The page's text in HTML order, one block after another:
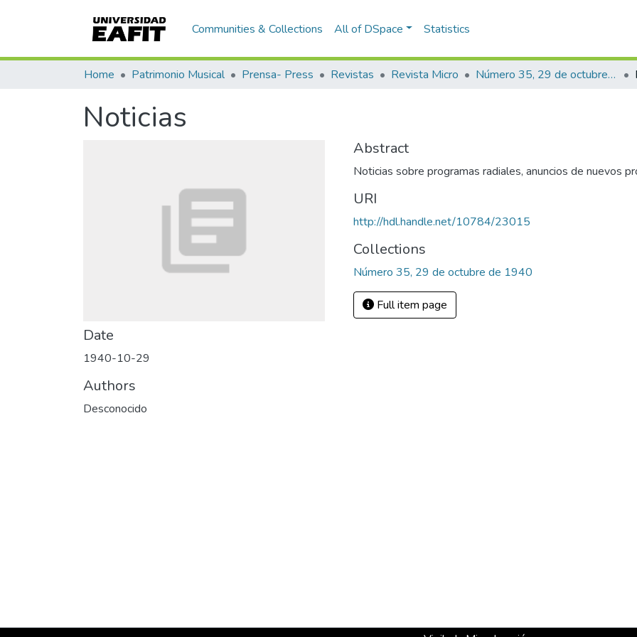
Communities & Collections All of DSpace Statistics
Home Patrimonio Musical Prensa- Press Revistas Revista Micro Número 35, 29 de octubre de 1940
Noticias
Date
1940-10-29
Authors
Desconocido
Abstract
Noticias sobre programas radiales, anuncios de nuevos
URI
http://hdl.handle.net/10784/23015
Collections
Número 35, 29 de octubre de 1940
Full item page